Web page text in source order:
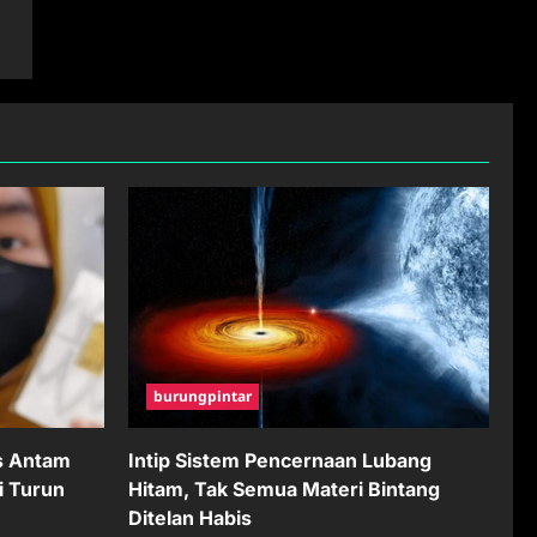
Antam
Turun
burungpintar
Intip Sistem Pencernaan Lubang
Hitam, Tak Semua Materi Bintang
Ditelan Habis